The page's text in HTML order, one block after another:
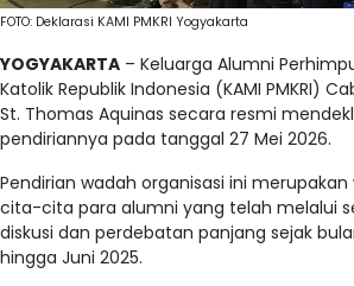
FOTO: Deklarasi KAMI PMKRI Yogyakarta
YOGYAKARTA – Keluarga Alumni
Katolik Republik Indonesia (KAMI PMKRI)
St. Thomas Aquinas secara resmi
pendiriannya pada tanggal 27 Mei 2026.
Pendirian wadah organisasi ini merupakan
cita-cita para alumni yang telah melalui
diskusi dan perdebatan panjang sejak
hingga Juni 2025.